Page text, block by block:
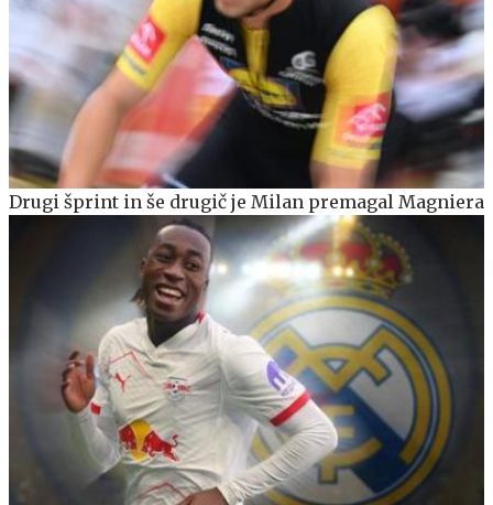
Drugi šprint in še drugič je Milan premagal Magniera